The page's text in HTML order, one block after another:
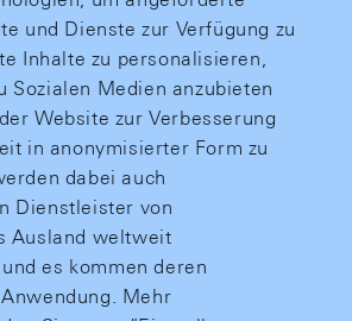
und Dienste zur Verfügung zu
Inhalte zu personalisieren,
Sozialen Medien anzubieten
Website zur Verbesserung
in anonymisierter Form zu
dabei auch
Dienstleister von
Ausland weltweit
es kommen deren
Mehr